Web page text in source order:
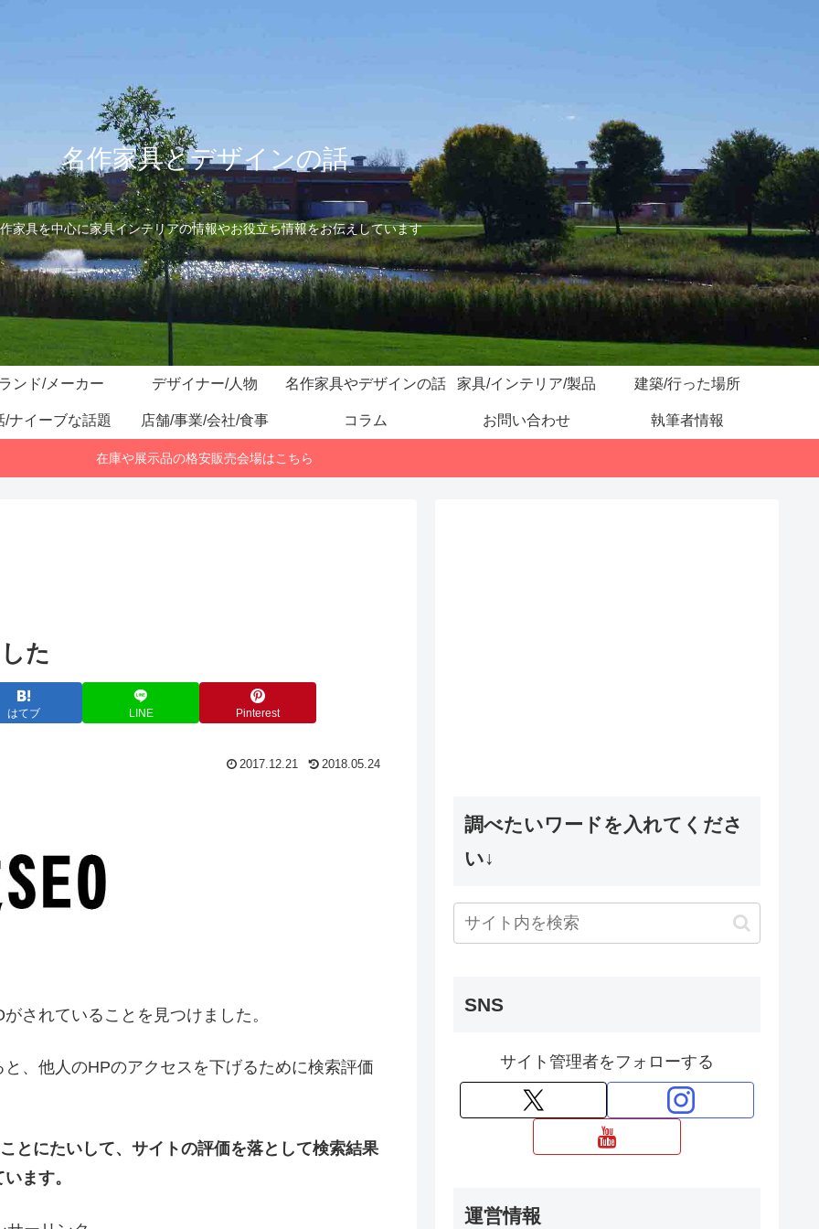
名作家具とデザインの話
家具を中心に家具インテリアの情報やお役立ち情報をお伝えしています
ンド/メーカー デザイナー/人物 名作家具やデザインの話 家具/インテリア/製品 建築/行った場所
/ナイーブな話題 店舗/事業/会社/食事 コラム お問い合わせ 執筆者情報
在庫や展示品の格安販売会場はこちら
た
はてブ LINE Pinterest
2017.12.21 2018.05.24
されていることを見つけました。
、他人のHPのアクセスを下げるために検索評価
とにたいして、サイトの評価を落として検索結果
ます。
調べたいワードを入れてくださ
い↓
SNS
サイト管理者をフォローする
運営情報